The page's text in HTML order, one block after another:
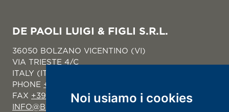
Noi usiamo i cookies
DE PAOLI LUIGI & FIGLI S.R.L.
36050 BOLZANO VICENTINO (VI)
VIA TRIESTE 4/C
ITALY (IT)
PHONE +39 0444-351088
FAX +39 0444-351080
INFO@BURRODEPAOLI.IT